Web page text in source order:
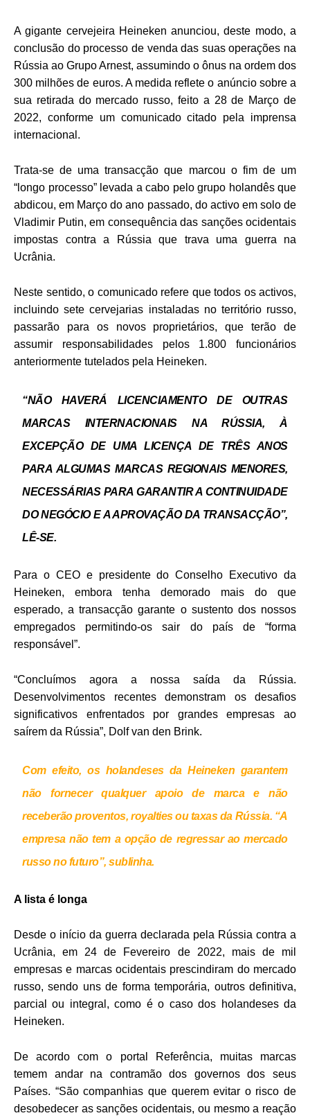
A gigante cervejeira Heineken anunciou, deste modo, a
conclusão do processo de venda das suas operações na
Rússia ao Grupo Arnest, assumindo o ônus na ordem dos
300 milhões de euros. A medida reflete o anúncio sobre a
sua retirada do mercado russo, feito a 28 de Março de
2022, conforme um comunicado citado pela imprensa
internacional.
Trata-se de uma transacção que marcou o fim de um
“longo processo” levada a cabo pelo grupo holandês que
abdicou, em Março do ano passado, do activo em solo de
Vladimir Putin, em consequência das sanções ocidentais
impostas contra a Rússia que trava uma guerra na
Ucrânia.
Neste sentido, o comunicado refere que todos os activos,
incluindo sete cervejarias instaladas no território russo,
passarão para os novos proprietários, que terão de
assumir responsabilidades pelos 1.800 funcionários
anteriormente tutelados pela Heineken.
“NÃO HAVERÁ LICENCIAMENTO DE OUTRAS
MARCAS INTERNACIONAIS NA RÚSSIA, À
EXCEPÇÃO DE UMA LICENÇA DE TRÊS ANOS
PARA ALGUMAS MARCAS REGIONAIS MENORES,
NECESSÁRIAS PARA GARANTIR A CONTINUIDADE
DO NEGÓCIO E A APROVAÇÃO DA TRANSACÇÃO”,
LÊ-SE.
Para o CEO e presidente do Conselho Executivo da
Heineken, embora tenha demorado mais do que
esperado, a transacção garante o sustento dos nossos
empregados permitindo-os sair do país de “forma
responsável”.
“Concluímos agora a nossa saída da Rússia.
Desenvolvimentos recentes demonstram os desafios
significativos enfrentados por grandes empresas ao
saírem da Rússia”, Dolf van den Brink.
Com efeito, os holandeses da Heineken garantem
não fornecer qualquer apoio de marca e não
receberão proventos, royalties ou taxas da Rússia. “A
empresa não tem a opção de regressar ao mercado
russo no futuro”, sublinha.
A lista é longa
Desde o início da guerra declarada pela Rússia contra a
Ucrânia, em 24 de Fevereiro de 2022, mais de mil
empresas e marcas ocidentais prescindiram do mercado
russo, sendo uns de forma temporária, outros definitiva,
parcial ou integral, como é o caso dos holandeses da
Heineken.
De acordo com o portal Referência, muitas marcas
temem andar na contramão dos governos dos seus
Países. “São companhias que querem evitar o risco de
desobedecer as sanções ocidentais, ou mesmo a reação